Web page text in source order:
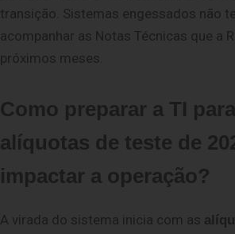
transição. Sistemas engessados não
acompanhar as Notas Técnicas que a
próximos meses.
Como preparar a TI
alíquotas de teste de
impactar a operação?
A virada do sistema inicia com as